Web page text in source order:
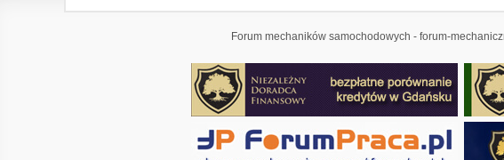
Forum mechaników samochodowych - forum-